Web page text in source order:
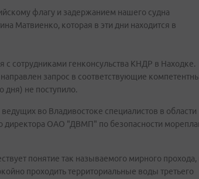
флагу и задержанием нашего судна
Матвиенко, которая в эти дни находится в
с сотрудниками генконсульства КНДР в Находке.
запрос в соответствующие
дня) не поступило.
во Владивостоке специалистов в области
директора ОАО "ДВМП" по безопасности
понятие так называемого мирного прохода,
проходить территориальные воды третьего